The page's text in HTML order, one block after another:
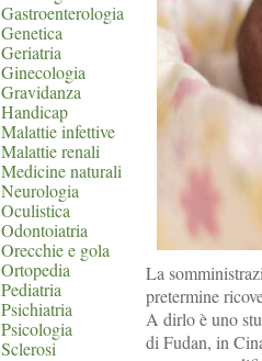
Gastroenterologia
Genetica
Geriatria
Ginecologia
Gravidanza
Handicap
Malattie infettive
Malattie renali
Medicine naturali
Neurologia
Oculistica
Odontoiatria
Orecchie e gola
Ortopedia
Pediatria
Psichiatria
Psicologia
Sclerosi
La
pretermine
A dirlo è uno
di Fudan, in